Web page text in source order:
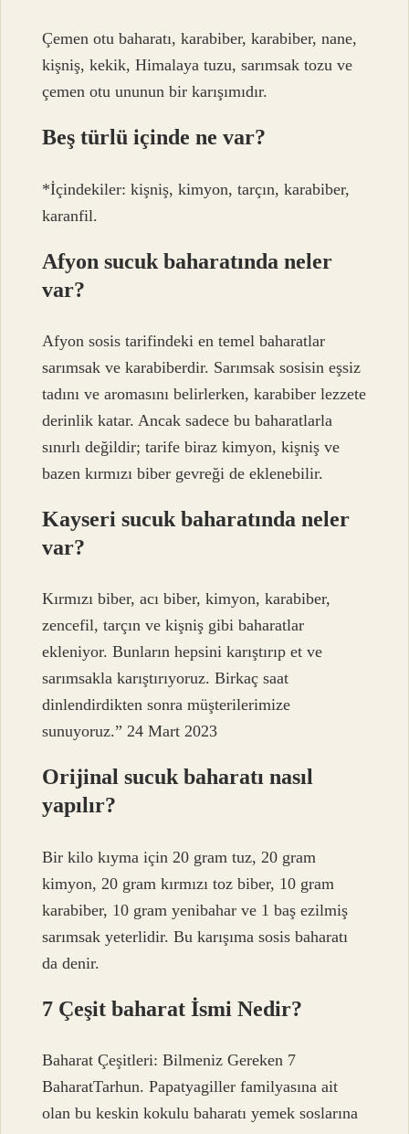
Çemen otu baharatı, karabiber, karabiber, nane,
kişniş, kekik, Himalaya tuzu, sarımsak tozu ve
çemen otu ununun bir karışımıdır.
Beş türlü içinde ne var?
*İçindekiler: kişniş, kimyon, tarçın, karabiber,
karanfil.
Afyon sucuk baharatında neler
var?
Afyon sosis tarifindeki en temel baharatlar
sarımsak ve karabiberdir. Sarımsak sosisin eşsiz
tadını ve aromasını belirlerken, karabiber lezzete
derinlik katar. Ancak sadece bu baharatlarla
sınırlı değildir; tarife biraz kimyon, kişniş ve
bazen kırmızı biber gevreği de eklenebilir.
Kayseri sucuk baharatında neler
var?
Kırmızı biber, acı biber, kimyon, karabiber,
zencefil, tarçın ve kişniş gibi baharatlar
ekleniyor. Bunların hepsini karıştırıp et ve
sarımsakla karıştırıyoruz. Birkaç saat
dinlendirdikten sonra müşterilerimize
sunuyoruz.” 24 Mart 2023
Orijinal sucuk baharatı nasıl
yapılır?
Bir kilo kıyma için 20 gram tuz, 20 gram
kimyon, 20 gram kırmızı toz biber, 10 gram
karabiber, 10 gram yenibahar ve 1 baş ezilmiş
sarımsak yeterlidir. Bu karışıma sosis baharatı
da denir.
7 Çeşit baharat İsmi Nedir?
Baharat Çeşitleri: Bilmeniz Gereken 7
BaharatTarhun. Papatyagiller familyasına ait
olan bu keskin kokulu baharatı yemek soslarına